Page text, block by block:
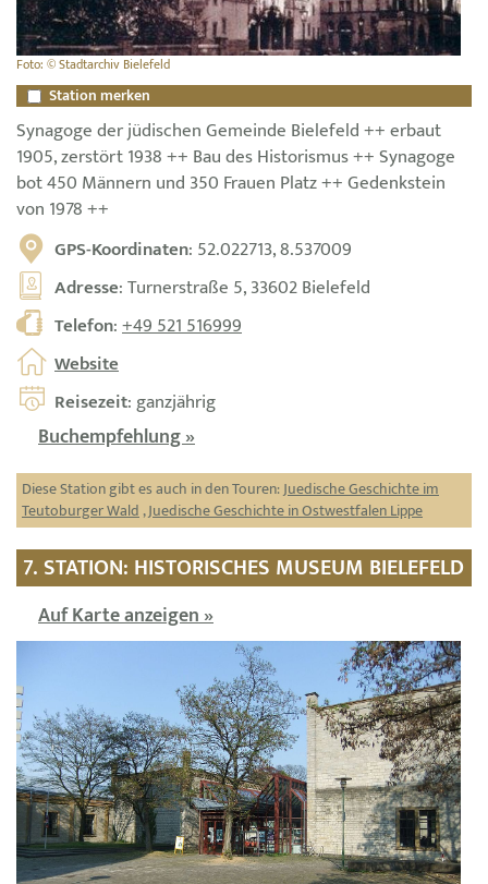
Foto: © Stadtarchiv Bielefeld
Station merken
Synagoge der jüdischen Gemeinde Bielefeld ++ erbaut
1905, zerstört 1938 ++ Bau des Historismus ++ Synagoge
bot 450 Männern und 350 Frauen Platz ++ Gedenkstein
von 1978 ++
GPS-Koordinaten: 52.022713, 8.537009
Adresse: Turnerstraße 5, 33602 Bielefeld
Telefon:+49 521 516999
Website
Reisezeit: ganzjährig
Buchempfehlung »
Diese Station gibt es auch in den Touren:Juedische Geschichte im
Teutoburger Wald,Juedische Geschichte in Ostwestfalen Lippe
7. STATION: HISTORISCHES MUSEUM BIELEFELD
Auf Karte anzeigen »